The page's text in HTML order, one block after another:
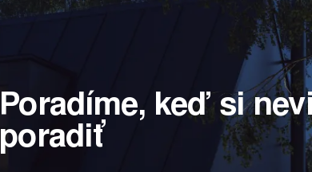
Poradíme, keď si
poradiť